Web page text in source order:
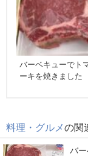
バーベキューでト
ーキを焼きました
料理・グルメの関
バ